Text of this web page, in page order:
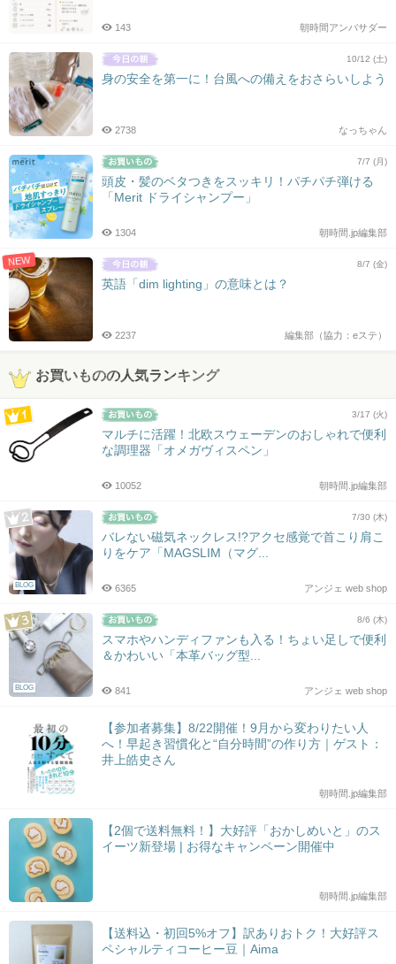
朝時間アンバサダー
143
10/12 (土)
身の安全を第一に！台風への備えをおさらいしよう
なっちゃん
2738
7/7 (月)
頭皮・髪のベタつきをスッキリ！パチパチ弾ける
「Merit ドライシャンプー」
朝時間.jp編集部
1304
NEW 8/7 (金)
英語「dim lighting」の意味とは？
編集部（協力：eステ）
2237
お買いものの人気ランキング
3/17 (火)
マルチに活躍！北欧スウェーデンのおしゃれで便利
な調理器「オメガヴィスペン」
朝時間.jp編集部
10052
BLOG
7/30 (木)
バレない磁気ネックレス!?アクセ感覚で首こり肩こ
りをケア「MAGSLIM（マグ...
アンジェ web shop
6365
BLOG
8/6 (木)
スマホやハンディファンも入る！ちょい足しで便利
＆かわいい「本革バッグ型...
アンジェ web shop
841
【参加者募集】8/22開催！9月から変わりたい人
へ！早起き習慣化と“自分時間”の作り方｜ゲスト：
井上皓史さん
朝時間.jp編集部
【2個で送料無料！】大好評「おかしめいと」のス
イーツ新登場 | お得なキャンペーン開催中
朝時間.jp編集部
【送料込・初回5%オフ】訳ありおトク！大好評ス
ペシャルティコーヒー豆｜Aima